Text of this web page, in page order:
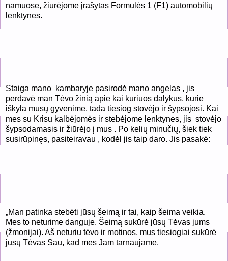
namuose, žiūrėjome įrašytas Formulės 1 (F1) automobilių
lenktynes.
Staiga mano kambaryje pasirodė mano angelas , jis
perdavė man Tėvo žinią apie kai kuriuos dalykus, kurie
iškyla mūsų gyvenime, tada tiesiog stovėjo ir šypsojosi. Kai
mes su Krisu kalbėjomės ir stebėjome lenktynes, jis stovėjo
šypsodamasis ir žiūrėjo į mus . Po kelių minučių, šiek tiek
susirūpinęs, pasiteiravau , kodėl jis taip daro. Jis pasakė:
„Man patinka stebėti jūsų šeimą ir tai, kaip šeima veikia.
Mes to neturime danguje. Šeimą sukūrė jūsų Tėvas jums
(žmonijai). Aš neturiu tėvo ir motinos, mus tiesiogiai sukūrė
jūsų Tėvas Sau, kad mes Jam tarnaujame.